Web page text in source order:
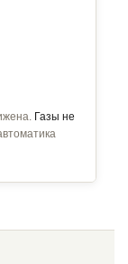
Газы не